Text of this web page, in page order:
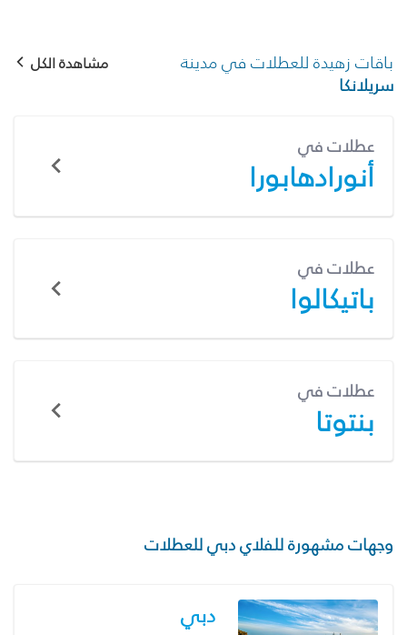
باقات زهيدة للعطلات في مدينة
سريلانكا
مشاهدة الكل
عطلات في
أنورادهابورا
عطلات في
باتيكالوا
عطلات في
بنتوتا
وجهات مشهورة للفلاي دبي للعطلات
دبي